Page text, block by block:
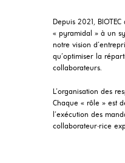
Depuis 2021,
« pyramidal » à un
notre vision
qu’optimiser la
collaborateurs.
L’organisation des
Chaque « rôle » est
l’exécution des
collaborateur·rice